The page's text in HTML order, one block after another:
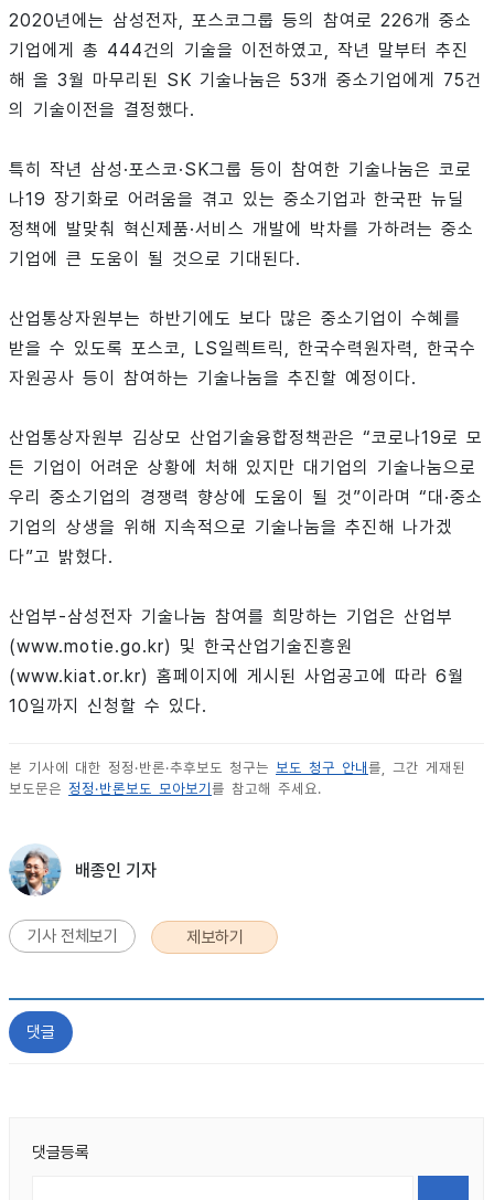
2020년에는 삼성전자, 포스코그룹 등의 참여로 226개 중소
기업에게 총 444건의 기술을 이전하였고, 작년 말부터 추진
해 올 3월 마무리된 SK 기술나눔은 53개 중소기업에게 75건
의 기술이전을 결정했다.
특히 작년 삼성·포스코·SK그룹 등이 참여한 기술나눔은 코로
나19 장기화로 어려움을 겪고 있는 중소기업과 한국판 뉴딜
정책에 발맞춰 혁신제품·서비스 개발에 박차를 가하려는 중소
기업에 큰 도움이 될 것으로 기대된다.
산업통상자원부는 하반기에도 보다 많은 중소기업이 수혜를
받을 수 있도록 포스코, LS일렉트릭, 한국수력원자력, 한국수
자원공사 등이 참여하는 기술나눔을 추진할 예정이다.
산업통상자원부 김상모 산업기술융합정책관은 “코로나19로 모
든 기업이 어려운 상황에 처해 있지만 대기업의 기술나눔으로
우리 중소기업의 경쟁력 향상에 도움이 될 것”이라며 “대·중소
기업의 상생을 위해 지속적으로 기술나눔을 추진해 나가겠
다”고 밝혔다.
산업부-삼성전자 기술나눔 참여를 희망하는 기업은 산업부
(www.motie.go.kr) 및 한국산업기술진흥원
(www.kiat.or.kr) 홈페이지에 게시된 사업공고에 따라 6월
10일까지 신청할 수 있다.
본 기사에 대한 정정·반론·추후보도 청구는 보도 청구 안내 를, 그간 게재된
보도문은 정정·반론보도 모아보기 를 참고해 주세요.
배종인 기자
기사 전체보기 제보하기
댓글
댓글등록